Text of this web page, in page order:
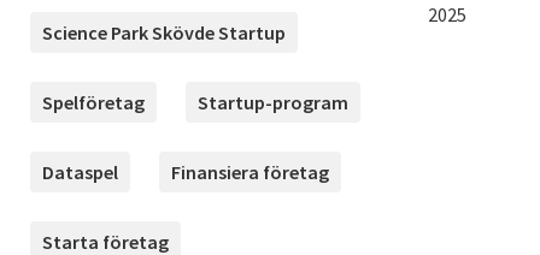
Science Park Skövde Startup
Spelföretag Startup-program
Dataspel Finansiera företag
Starta företag
2025